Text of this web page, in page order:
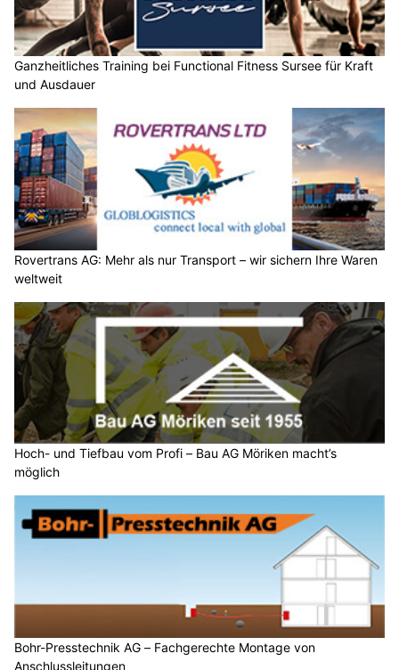
Ganzheitliches Training bei Functional Fitness Sursee für Kraft
und Ausdauer
Rovertrans AG: Mehr als nur Transport – wir sichern Ihre Waren
weltweit
Hoch- und Tiefbau vom Profi – Bau AG Möriken macht’s
möglich
Bohr-Presstechnik AG – Fachgerechte Montage von
Anschlussleitungen